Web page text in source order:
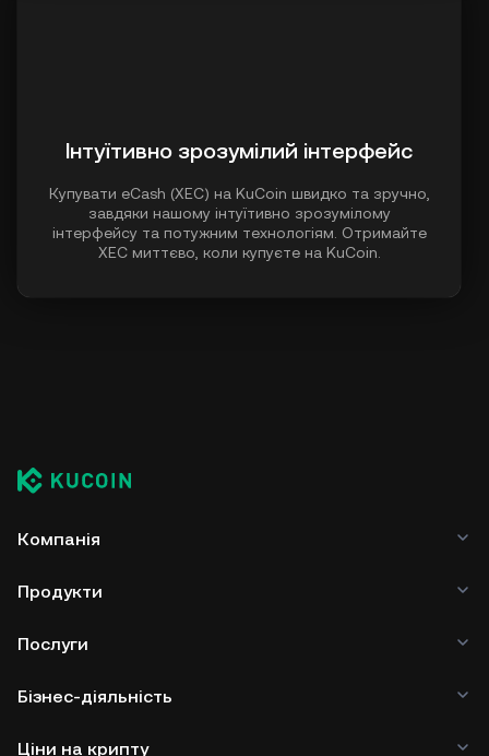
Інтуїтивно зрозумілий інтерфейс
Купувати eCash (XEC) на KuCoin швидко та зручно,
завдяки нашому інтуїтивно зрозумілому
інтерфейсу та потужним технологіям. Отримайте
XEC миттєво, коли купуєте на KuCoin.
Компанія
Продукти
Послуги
Бізнес-діяльність
Ціни на крипту